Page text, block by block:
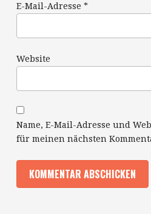
E-Mail-Adresse *
Website
Name, E-Mail-Adresse und
für meinen nächsten